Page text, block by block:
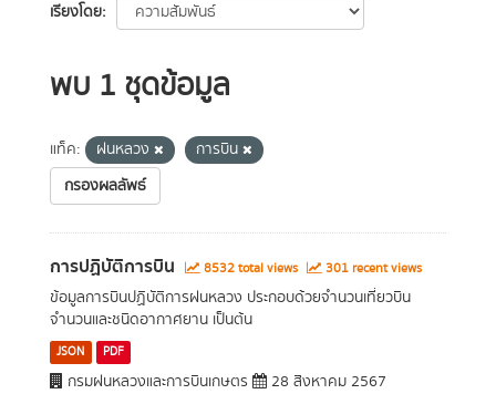
เรียงโดย
พบ 1 ชุดข้อมูล
แท็ค: ฝนหลวง
การบิน
กรองผลลัพธ์
การปฏิบัติการบิน 8532 total views 301 recent views
ข้อมูลการบินปฏิบัติการฝนหลวง ประกอบด้วยจำนวนเที่ยวบิน
จำนวนและชนิดอากาศยาน เป็นต้น
JSON PDF
กรมฝนหลวงและการบินเกษตร 28 สิงหาคม 2567